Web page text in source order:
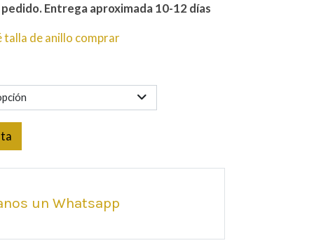
Entrega aproximada 10-12 días
talla de anillo comprar
un Whatsapp